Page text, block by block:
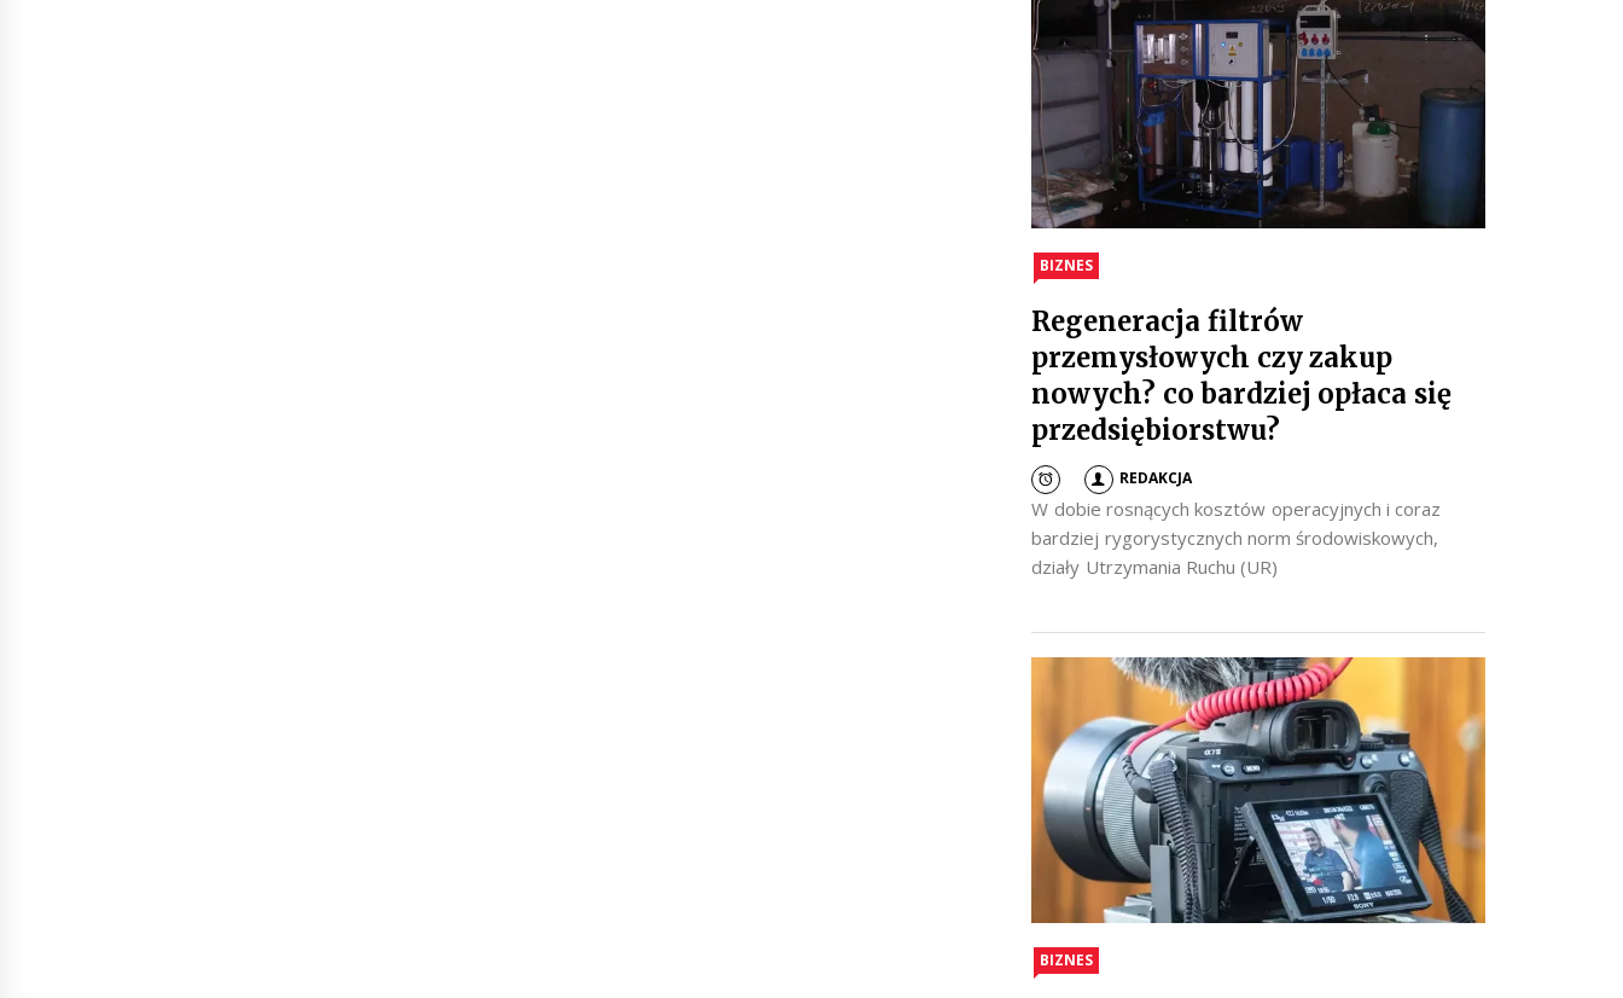
BIZNES
Regeneracja filtrów
przemysłowych czy zakup
nowych? co bardziej opłaca się
przedsiębiorstwu?
REDAKCJA
W dobie rosnących kosztów operacyjnych i coraz
bardziej rygorystycznych norm środowiskowych,
działy Utrzymania Ruchu (UR)
BIZNES